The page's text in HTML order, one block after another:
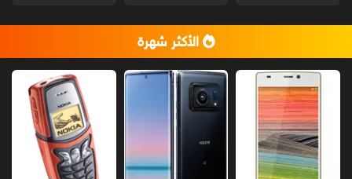
الأكثر شهرة